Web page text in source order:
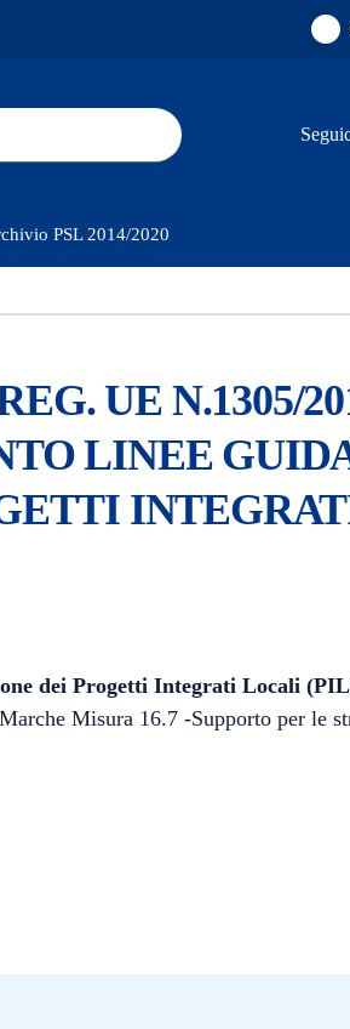
PSL 2014/2020
UE N.1305/
LINEE
dei Progetti Integrati Locali
Misura 16.7 -Supporto per le